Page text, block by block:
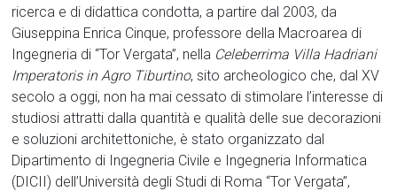
ricerca e di didattica condotta, a partire dal 2003, da
Giuseppina Enrica Cinque, professore della Macroarea di
Ingegneria di “Tor Vergata”, nella Celeberrima Villa Hadriani
Imperatoris in Agro Tiburtino, sito archeologico che, dal XV
secolo a oggi, non ha mai cessato di stimolare l’interesse di
studiosi attratti dalla quantità e qualità delle sue decorazioni
e soluzioni architettoniche, è stato organizzato dal
Dipartimento di Ingegneria Civile e Ingegneria Informatica
(DICII) dell’Università degli Studi di Roma “Tor Vergata”,